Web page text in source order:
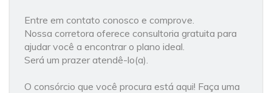
Entre em contato conosco e comprove.
Nossa corretora oferece consultoria gratuita para
ajudar você a encontrar o plano ideal.
Será um prazer atendê-lo(a).
O consórcio que você procura está aqui! Faça uma